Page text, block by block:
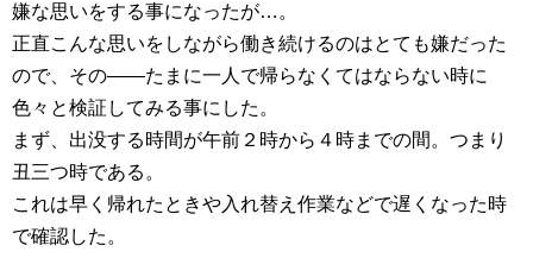
嫌な思いをする事になったが…。
正直こんな思いをしながら働き続けるのはとても嫌だった
ので、その――たまに一人で帰らなくてはならない時に
色々と検証してみる事にした。
まず、出没する時間が午前２時から４時までの間。つまり
丑三つ時である。
これは早く帰れたときや入れ替え作業などで遅くなった時
で確認した。